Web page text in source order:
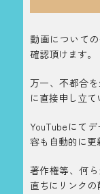
動画について
確認頂けます。
万一、不都合
に直接申し立て
YouTubeにて
容も自動的に更
著作権等、何
直ちにリンク